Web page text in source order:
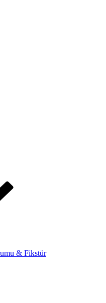
& Fikstür